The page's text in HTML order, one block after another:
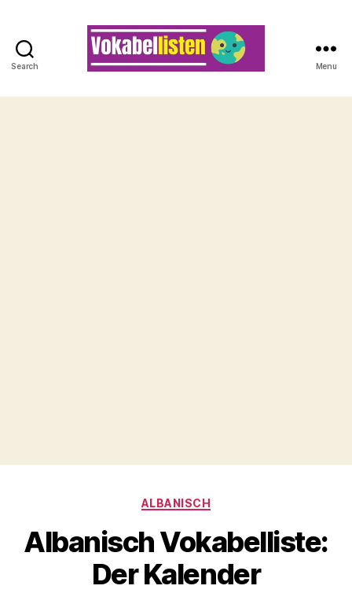
Search Menu
Categories
ALBANISCH
Albanisch Vokabelliste:
Der Kalender